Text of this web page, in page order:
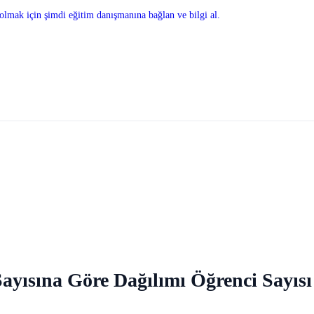
için şimdi eğitim danışmanına bağlan ve bilgi al.
Göre Dağılımı Öğrenci